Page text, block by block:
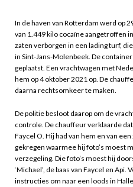
In de haven van Rotterdam werd op
van 1.449 kilo cocaïne aangetroffen
zaten verborgen in een lading turf,
in Sint-Jans-Molenbeek. De
geplaatst. Een vrachtwagen met
hem op 4 oktober 2021 op. De
daarna rechtsomkeer te maken.
De politie besloot daarop om de
controle. De chauffeur verklaarde
Faycel O. Hij had van hem en van een
gekregen waarmee hij foto’s moest
verzegeling. Die foto’s moest hij
‘Michael’, de baas van Faycel en Api.
instructies om naar een loods in